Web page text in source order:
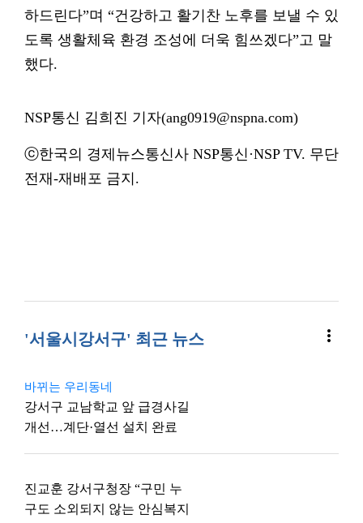
하드린다”며 “건강하고 활기찬 노후를 보낼 수 있
도록 생활체육 환경 조성에 더욱 힘쓰겠다”고 말
했다.
NSP통신 김희진 기자(ang0919@nspna.com)
ⓒ한국의 경제뉴스통신사 NSP통신·NSP TV. 무단
전재-재배포 금지.
'서울시강서구' 최근 뉴스 more_vert
바뀌는 우리동네
강서구 교남학교 앞 급경사길
개선…계단·열선 설치 완료
진교훈 강서구청장 “구민 누
구도 소외되지 않는 안심복지